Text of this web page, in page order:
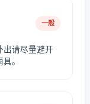
一般
出请尽量避开
。